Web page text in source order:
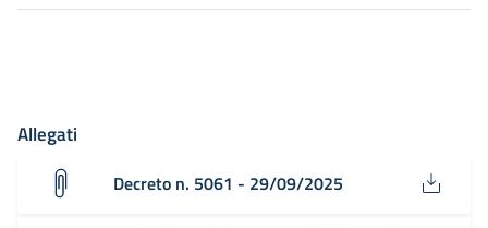
Allegati
Decreto n. 5061 - 29/09/2025